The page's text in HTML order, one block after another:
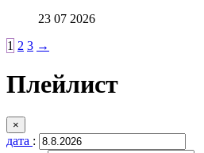
23 07 2026
1 2 3 →
Плейлист
×
дата :